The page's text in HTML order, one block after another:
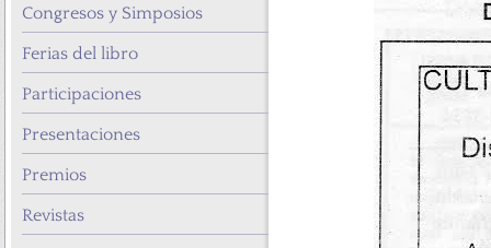
Congresos y Simposios
Ferias del libro
Participaciones
Presentaciones
Premios
Revistas